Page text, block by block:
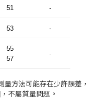
51 -
53 -
55
57
-
方法可能存在少許誤差，
不屬質量問題。